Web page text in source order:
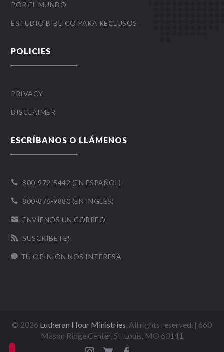
POR EL MUNDO
ESTUDIO BÍBLICO PARA RECLUSOS
POLICIES
PRIVACY
DISCLAIMER
ESCRÍBANOS O LLÁMENOS
 800-972-5442 (EN ESPAÑOL)
 800-876-9880 (EN INGLÉS)
 ENVÍENOS UN CORREO
 SUSCRÍBETE!
 TU OPINÍON NOS INTERESA
© 2026 Lutheran Hour Ministries, All rights reserved. | 660
Mason Ridge Center, St. Louis, MO 63141